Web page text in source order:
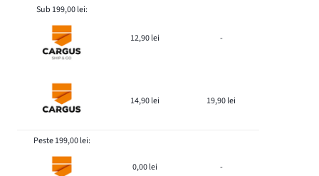
Sub 199,00 lei:
12,90 lei -
14,90 lei 19,90 lei
Peste 199,00 lei:
0,00 lei -